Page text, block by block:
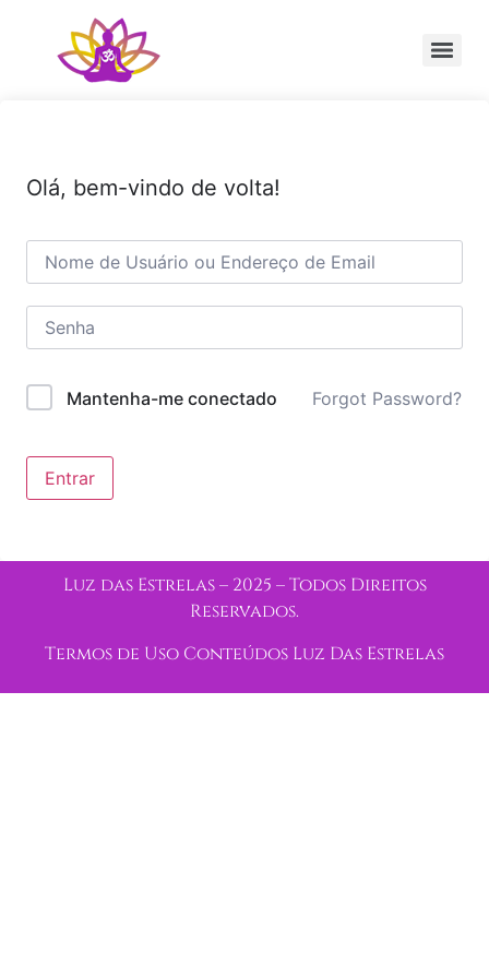
Olá, bem-vindo de volta!
Mantenha-me conectado Forgot Password?
Entrar
Luz das Estrelas – 2025 – Todos Direitos
Reservados.
Termos de Uso Conteúdos Luz Das Estrelas